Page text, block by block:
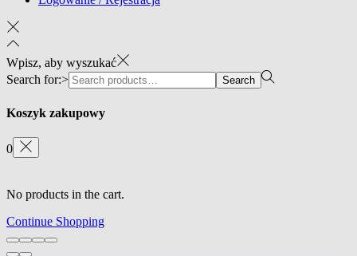
Wpisz, aby wyszukać
Search for:>
Search
Koszyk zakupowy
0
No products in the cart.
Continue Shopping